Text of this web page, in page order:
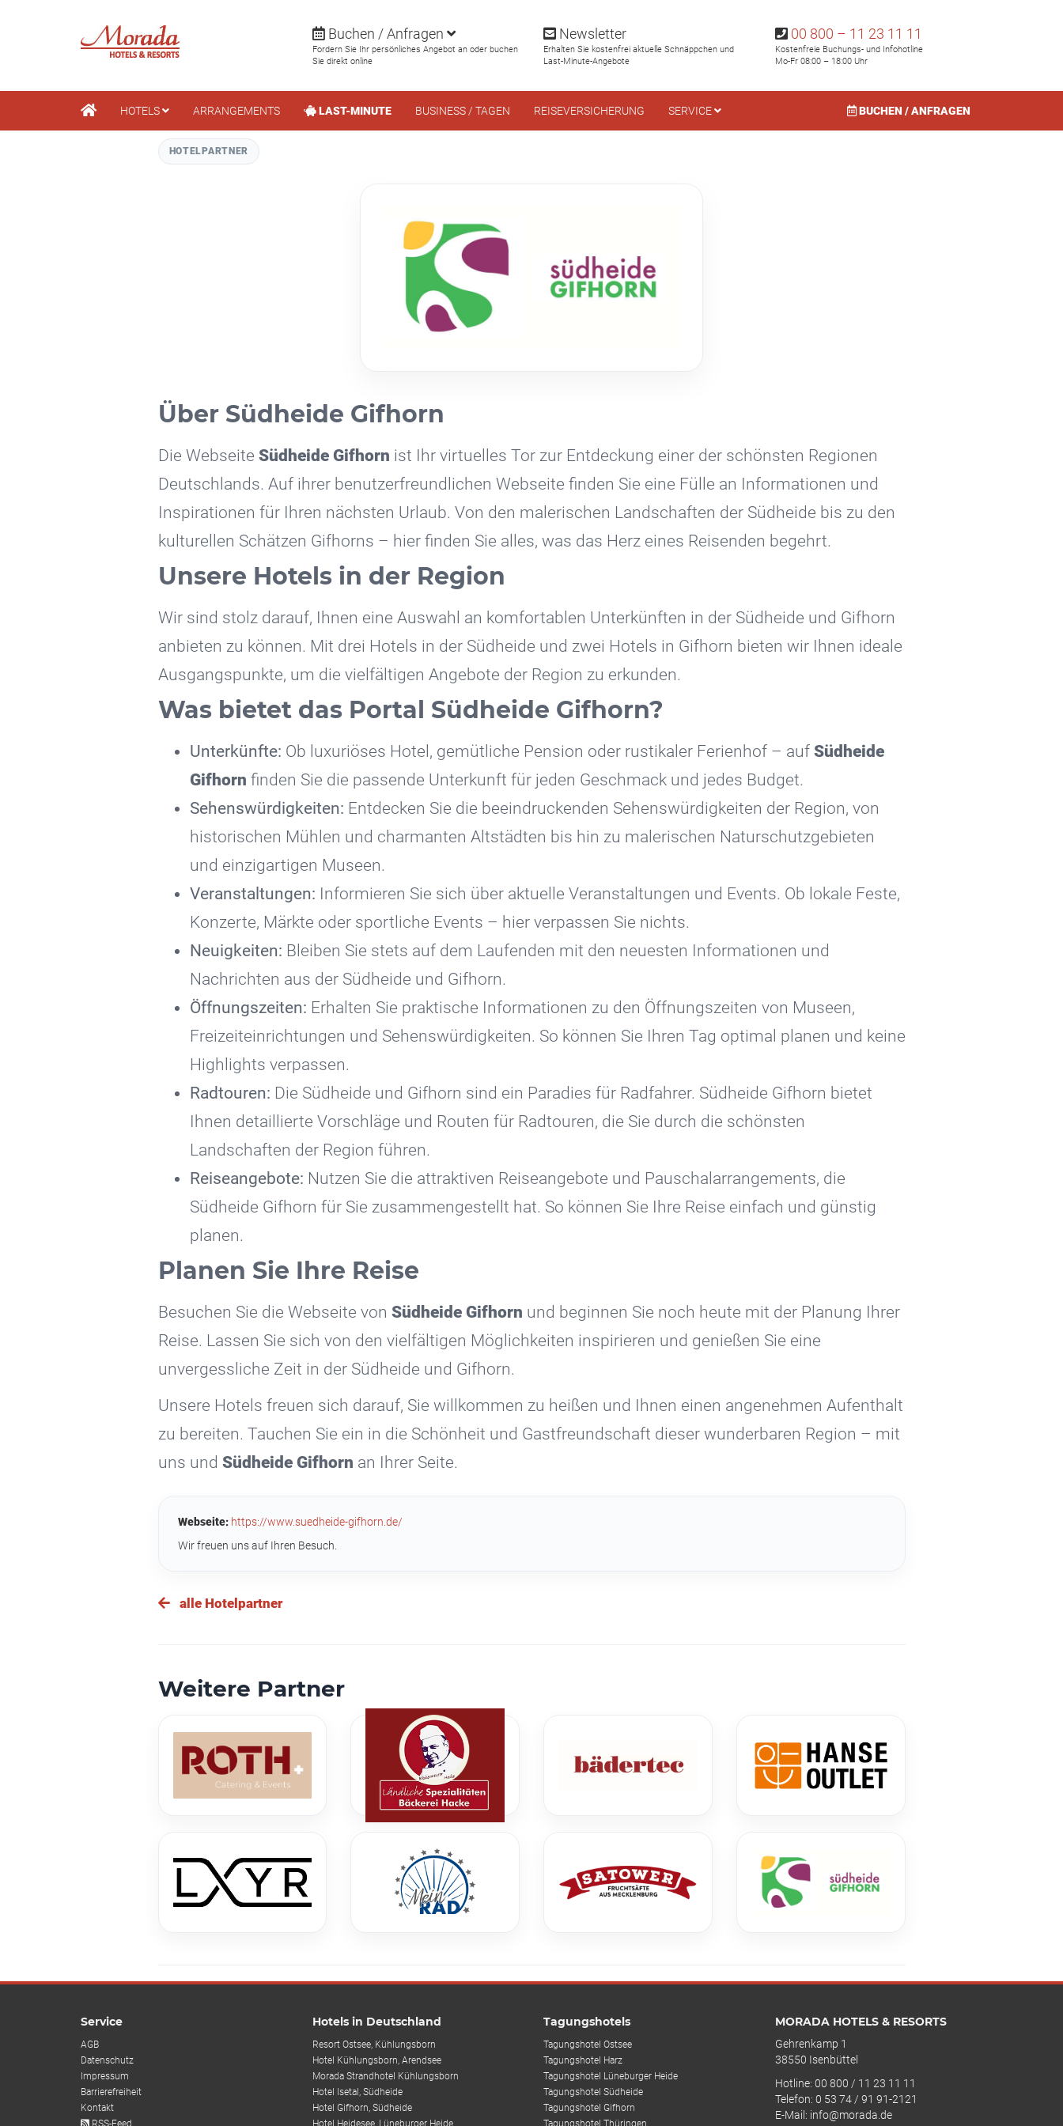
Buchen / Anfragen
Fordern Sie Ihr persönliches Angebot an oder buchen
Sie direkt online
Newsletter
Erhalten Sie kostenfrei aktuelle Schnäppchen und
Last-Minute-Angebote
00 800 – 11 23 11 11
Kostenfreie Buchungs- und Infohotline
Mo-Fr 08:00 – 18:00 Uhr
HOTELS ARRANGEMENTS LAST-MINUTE BUSINESS / TAGEN REISEVERSICHERUNG SERVICE BUCHEN / ANFRAGEN
HOTELPARTNER
Über Südheide Gifhorn
Die Webseite Südheide Gifhorn ist Ihr virtuelles Tor zur Entdeckung einer der schönsten Regionen
Deutschlands. Auf ihrer benutzerfreundlichen Webseite finden Sie eine Fülle an Informationen und
Inspirationen für Ihren nächsten Urlaub. Von den malerischen Landschaften der Südheide bis zu den
kulturellen Schätzen Gifhorns – hier finden Sie alles, was das Herz eines Reisenden begehrt.
Unsere Hotels in der Region
Wir sind stolz darauf, Ihnen eine Auswahl an komfortablen Unterkünften in der Südheide und Gifhorn
anbieten zu können. Mit drei Hotels in der Südheide und zwei Hotels in Gifhorn bieten wir Ihnen ideale
Ausgangspunkte, um die vielfältigen Angebote der Region zu erkunden.
Was bietet das Portal Südheide Gifhorn?
Unterkünfte: Ob luxuriöses Hotel, gemütliche Pension oder rustikaler Ferienhof – auf Südheide
Gifhorn finden Sie die passende Unterkunft für jeden Geschmack und jedes Budget.
Sehenswürdigkeiten: Entdecken Sie die beeindruckenden Sehenswürdigkeiten der Region, von
historischen Mühlen und charmanten Altstädten bis hin zu malerischen Naturschutzgebieten
und einzigartigen Museen.
Veranstaltungen: Informieren Sie sich über aktuelle Veranstaltungen und Events. Ob lokale Feste,
Konzerte, Märkte oder sportliche Events – hier verpassen Sie nichts.
Neuigkeiten: Bleiben Sie stets auf dem Laufenden mit den neuesten Informationen und
Nachrichten aus der Südheide und Gifhorn.
Öffnungszeiten: Erhalten Sie praktische Informationen zu den Öffnungszeiten von Museen,
Freizeiteinrichtungen und Sehenswürdigkeiten. So können Sie Ihren Tag optimal planen und keine
Highlights verpassen.
Radtouren: Die Südheide und Gifhorn sind ein Paradies für Radfahrer. Südheide Gifhorn bietet
Ihnen detaillierte Vorschläge und Routen für Radtouren, die Sie durch die schönsten
Landschaften der Region führen.
Reiseangebote: Nutzen Sie die attraktiven Reiseangebote und Pauschalarrangements, die
Südheide Gifhorn für Sie zusammengestellt hat. So können Sie Ihre Reise einfach und günstig
planen.
Planen Sie Ihre Reise
Besuchen Sie die Webseite von Südheide Gifhorn und beginnen Sie noch heute mit der Planung Ihrer
Reise. Lassen Sie sich von den vielfältigen Möglichkeiten inspirieren und genießen Sie eine
unvergessliche Zeit in der Südheide und Gifhorn.
Unsere Hotels freuen sich darauf, Sie willkommen zu heißen und Ihnen einen angenehmen Aufenthalt
zu bereiten. Tauchen Sie ein in die Schönheit und Gastfreundschaft dieser wunderbaren Region – mit
uns und Südheide Gifhorn an Ihrer Seite.
Webseite: https://www.suedheide-gifhorn.de/
Wir freuen uns auf Ihren Besuch.
alle Hotelpartner
Weitere Partner
Service
AGB
Datenschutz
Impressum
Barrierefreiheit
Kontakt
RSS-Feed
Hotels in Deutschland
Resort Ostsee, Kühlungsborn
Hotel Kühlungsborn, Arendsee
Morada Strandhotel Kühlungsborn
Hotel Isetal, Südheide
Hotel Gifhorn, Südheide
Hotel Heidesee, Lüneburger Heide
Tagungshotels
Tagungshotel Ostsee
Tagungshotel Harz
Tagungshotel Lüneburger Heide
Tagungshotel Südheide
Tagungshotel Gifhorn
Tagungshotel Thüringen
MORADA HOTELS & RESORTS
Gehrenkamp 1
38550 Isenbüttel
Hotline: 00 800 / 11 23 11 11
Telefon: 0 53 74 / 91 91-2121
E-Mail: info@morada.de